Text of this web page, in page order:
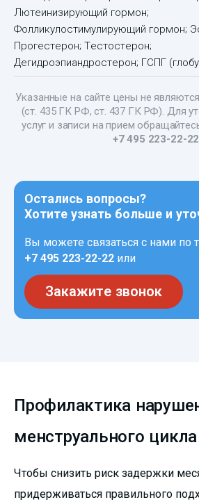
Лютеинизирующий гормон;
Фолликулостимулирующий гормон;
Прогестерон; Тестостерон;
Дегидроэпиандростерон; ГСПГ
Указанные на сайте цены не
(ст. 435 ГК РФ, ст. 437 ГК РФ). Для
услуг и записи на прием
+7 495 223-22-22
Остались вопросы?
Хотите узнать больше и
Вы можете связаться с нами по
+7 495 223-22-22 или
Закажите звонок
Профилактика
менструального цикла
Чтобы снизить риск задержки
придерживаться правильного